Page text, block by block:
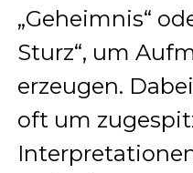
„Geheimnis“
Sturz“, um
erzeugen.
oft um